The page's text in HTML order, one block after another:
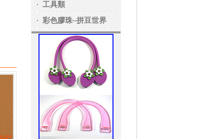
‧ 工具類
‧ 彩色膠珠~拼豆世界